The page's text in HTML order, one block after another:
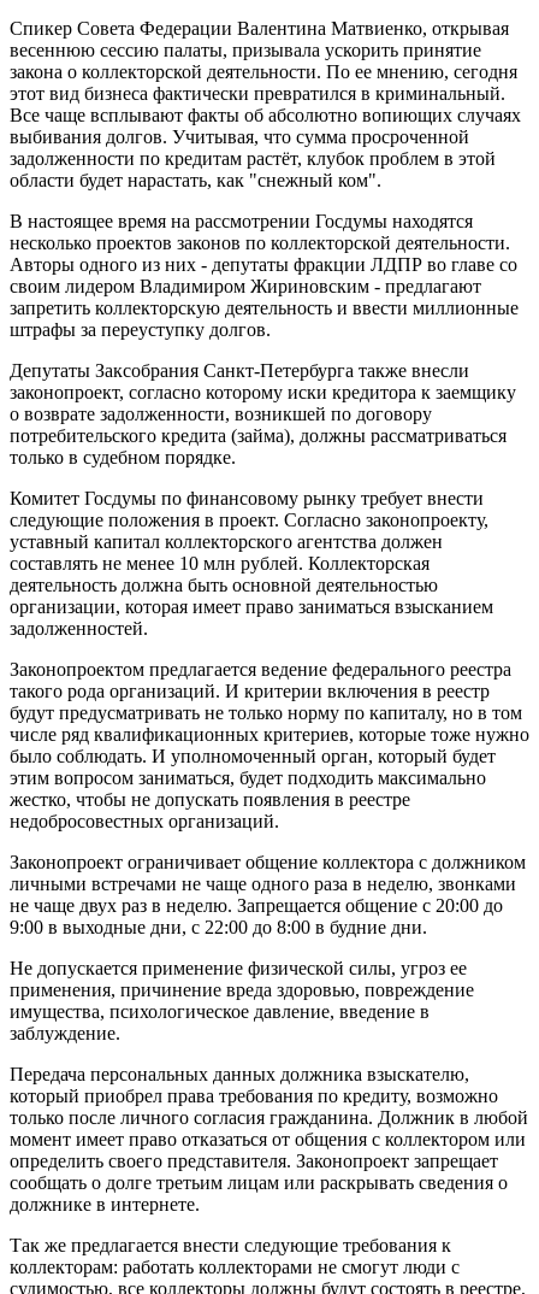
Спикер Совета Федерации Валентина Матвиенко, открывая
весеннюю сессию палаты, призывала ускорить принятие
закона о коллекторской деятельности. По ее мнению, сегодня
этот вид бизнеса фактически превратился в криминальный.
Все чаще всплывают факты об абсолютно вопиющих случаях
выбивания долгов. Учитывая, что сумма просроченной
задолженности по кредитам растёт, клубок проблем в этой
области будет нарастать, как "снежный ком".
В настоящее время на рассмотрении Госдумы находятся
несколько проектов законов по коллекторской деятельности.
Авторы одного из них - депутаты фракции ЛДПР во главе со
своим лидером Владимиром Жириновским - предлагают
запретить коллекторскую деятельность и ввести миллионные
штрафы за переуступку долгов.
Депутаты Заксобрания Санкт-Петербурга также внесли
законопроект, согласно которому иски кредитора к заемщику
о возврате задолженности, возникшей по договору
потребительского кредита (займа), должны рассматриваться
только в судебном порядке.
Комитет Госдумы по финансовому рынку требует внести
следующие положения в проект. Согласно законопроекту,
уставный капитал коллекторского агентства должен
составлять не менее 10 млн рублей. Коллекторская
деятельность должна быть основной деятельностью
организации, которая имеет право заниматься взысканием
задолженностей.
Законопроектом предлагается ведение федерального реестра
такого рода организаций. И критерии включения в реестр
будут предусматривать не только норму по капиталу, но в том
числе ряд квалификационных критериев, которые тоже нужно
было соблюдать. И уполномоченный орган, который будет
этим вопросом заниматься, будет подходить максимально
жестко, чтобы не допускать появления в реестре
недобросовестных организаций.
Законопроект ограничивает общение коллектора с должником
личными встречами не чаще одного раза в неделю, звонками
не чаще двух раз в неделю. Запрещается общение с 20:00 до
9:00 в выходные дни, с 22:00 до 8:00 в будние дни.
Не допускается применение физической силы, угроз ее
применения, причинение вреда здоровью, повреждение
имущества, психологическое давление, введение в
заблуждение.
Передача персональных данных должника взыскателю,
который приобрел права требования по кредиту, возможно
только после личного согласия гражданина. Должник в любой
момент имеет право отказаться от общения с коллектором или
определить своего представителя. Законопроект запрещает
сообщать о долге третьим лицам или раскрывать сведения о
должнике в интернете.
Так же предлагается внести следующие требования к
коллекторам: работать коллекторами не смогут люди с
судимостью, все коллекторы должны будут состоять в реестре,